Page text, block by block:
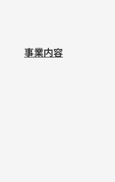
事業内容